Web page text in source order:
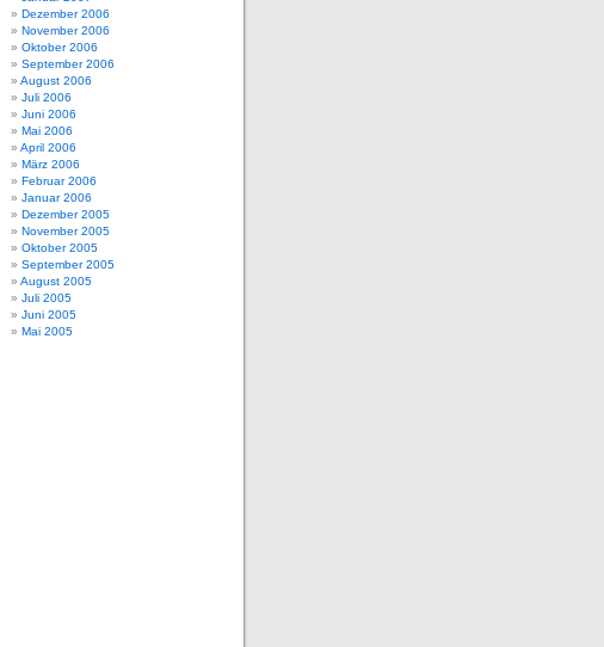
Dezember 2006
November 2006
Oktober 2006
September 2006
August 2006
Juli 2006
Juni 2006
Mai 2006
April 2006
März 2006
Februar 2006
Januar 2006
Dezember 2005
November 2005
Oktober 2005
September 2005
August 2005
Juli 2005
Juni 2005
Mai 2005